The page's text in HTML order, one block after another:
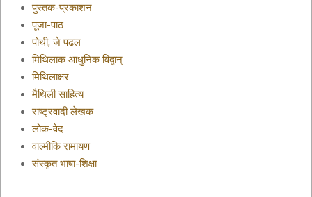
पुस्तक-प्रकाशन
पूजा-पाठ
पोथी, जे पढल
मिथिलाक आधुनिक विद्वान्
मिथिलाक्षर
मैथिली साहित्य
राष्ट्रवादी लेखक
लोक-वेद
वाल्मीकि रामायण
संस्कृत भाषा-शिक्षा